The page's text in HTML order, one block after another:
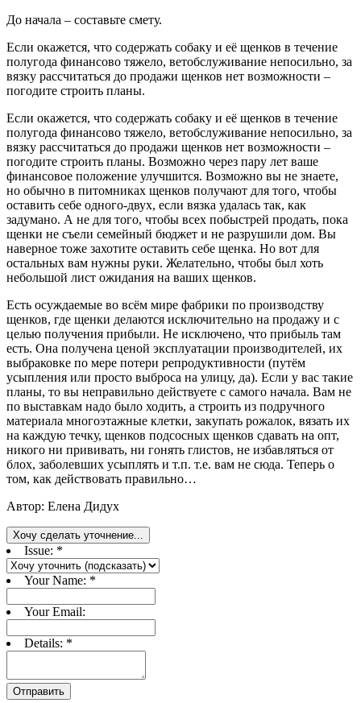
До начала – составьте смету.
Если окажется, что содержать собаку и её щенков в течение
полугода финансово тяжело, ветобслуживание непосильно, за
вязку рассчитаться до продажи щенков нет возможности –
погодите строить планы.
Если окажется, что содержать собаку и её щенков в течение
полугода финансово тяжело, ветобслуживание непосильно, за
вязку рассчитаться до продажи щенков нет возможности –
погодите строить планы. Возможно через пару лет ваше
финансовое положение улучшится. Возможно вы не знаете,
но обычно в питомниках щенков получают для того, чтобы
оставить себе одного-двух, если вязка удалась так, как
задумано. А не для того, чтобы всех побыстрей продать, пока
щенки не съели семейный бюджет и не разрушили дом. Вы
наверное тоже захотите оставить себе щенка. Но вот для
остальных вам нужны руки. Желательно, чтобы был хоть
небольшой лист ожидания на ваших щенков.
Есть осуждаемые во всём мире фабрики по производству
щенков, где щенки делаются исключительно на продажу и с
целью получения прибыли. Не исключено, что прибыль там
есть. Она получена ценой эксплуатации производителей, их
выбраковке по мере потери репродуктивности (путём
усыпления или просто выброса на улицу, да). Если у вас такие
планы, то вы неправильно действуете с самого начала. Вам не
по выставкам надо было ходить, а строить из подручного
материала многоэтажные клетки, закупать рожалок, вязать их
на каждую течку, щенков подсосных щенков сдавать на опт,
никого ни прививать, ни гонять глистов, не избавляться от
блох, заболевших усыплять и т.п. т.е. вам не сюда. Теперь о
том, как действовать правильно…
Автор: Елена Дидух
Хочу сделать уточнение...
Issue: *
Your Name: *
Your Email:
Details: *
Отправить